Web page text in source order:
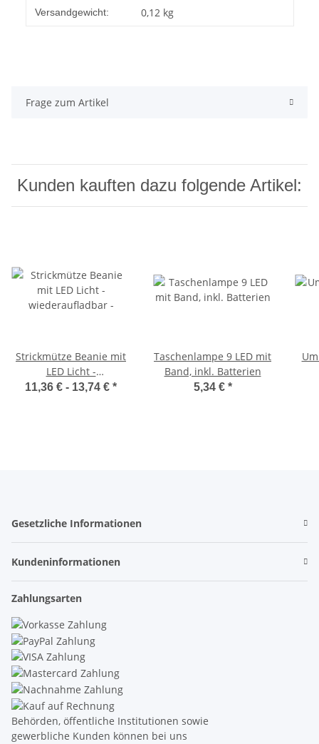
Produkteigenschaft
Wert
Versandgewicht: 0,12 kg
Frage zum Artikel
Kunden kauften dazu folgende Artikel:
Strickmütze Beanie mit
LED Licht -
wiederaufladbar -
11,36 € - 13,74 € *
Taschenlampe 9 LED mit
Band, inkl. Batterien
5,34 € *
Gesetzliche Informationen
Kundeninformationen
Zahlungsarten
Behörden, öffentliche Institutionen sowie
gewerbliche Kunden können bei uns